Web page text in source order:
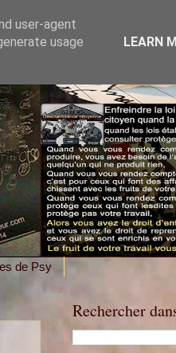
de Psy
Rechercher
user-agent
usage
LEARN